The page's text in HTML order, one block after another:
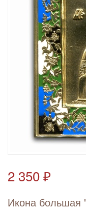
2 350 ₽
Икона большая